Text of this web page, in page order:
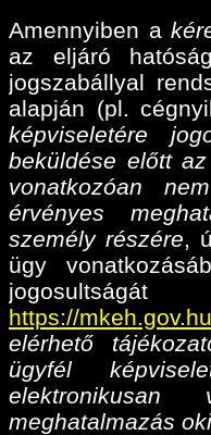
Amennyiben a
az eljáró
jogszabállyal
alapján (pl.
képviseletére
beküldése előtt
vonatkozóan
érvényes
személy részére,
ügy
https://
elérhető
ügyfél
meghatalmazás